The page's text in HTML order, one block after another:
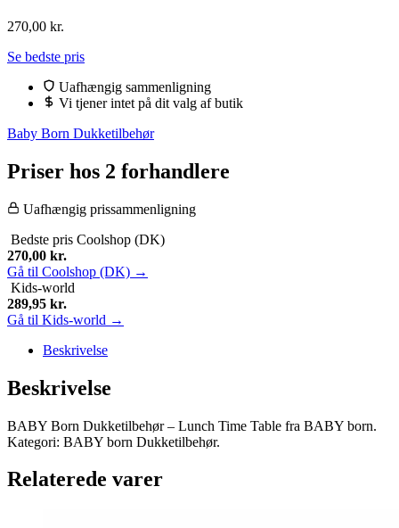
270,00 kr.
Se bedste pris
Uafhængig sammenligning
Vi tjener intet på dit valg af butik
Baby Born Dukketilbehør
Priser hos 2 forhandlere
Uafhængig prissammenligning
Bedste pris Coolshop (DK)
270,00 kr.
Gå til Coolshop (DK) →
Kids-world
289,95 kr.
Gå til Kids-world →
Beskrivelse
Beskrivelse
BABY Born Dukketilbehør – Lunch Time Table fra BABY born.
Kategori: BABY born Dukketilbehør.
Relaterede varer